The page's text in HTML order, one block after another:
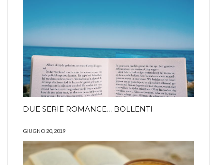
DUE SERIE ROMANCE… BOLLENTI
GIUGNO 20, 2019